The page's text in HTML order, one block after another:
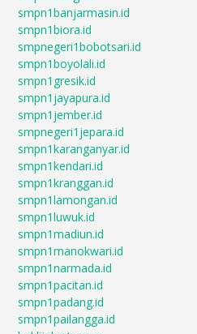
smpn1banjarmasin.id
smpn1biora.id
smpnegeri1bobotsari.id
smpn1boyolali.id
smpn1gresik.id
smpn1jayapura.id
smpn1jember.id
smpnegeri1jepara.id
smpn1karanganyar.id
smpn1kendari.id
smpn1kranggan.id
smpn1lamongan.id
smpn1luwuk.id
smpn1madiun.id
smpn1manokwari.id
smpn1narmada.id
smpn1pacitan.id
smpn1padang.id
smpn1pailangga.id